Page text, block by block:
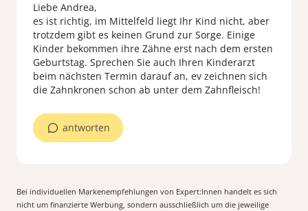
Liebe Andrea,
es ist richtig, im Mittelfeld liegt Ihr Kind nicht, aber
trotzdem gibt es keinen Grund zur Sorge. Einige
Kinder bekommen ihre Zähne erst nach dem ersten
Geburtstag. Sprechen Sie auch Ihren Kinderarzt
beim nächsten Termin darauf an, ev zeichnen sich
die Zahnkronen schon ab unter dem Zahnfleisch!
antworten
Bei individuellen Markenempfehlungen von Expert:Innen handelt es sich
nicht um finanzierte Werbung, sondern ausschließlich um die jeweilige